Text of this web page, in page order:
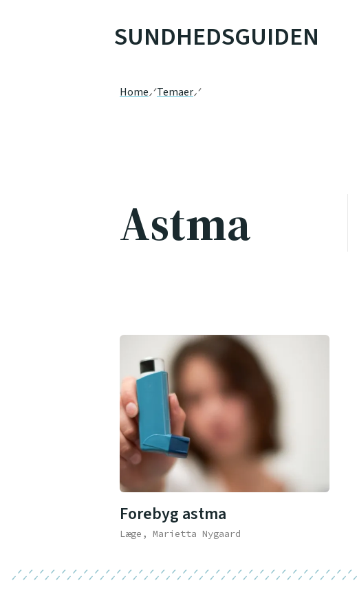
SUNDHEDSGUIDEN
Home Temaer
Astma
Forebyg astma
Læge, Marietta Nygaard